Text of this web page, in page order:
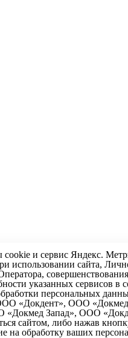
cookie и сервис Яндекс.
использовании сайта,
указанных сервисов в
персональных
«Докдент», ООО
Запад», ООО
сайтом, либо нажав
на обработку ваших